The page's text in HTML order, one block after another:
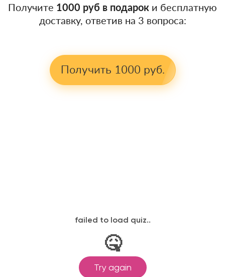
Получите 1000 руб в подарок и бесплатную
доставку, ответив на 3 вопроса:
Получить 1000 руб.